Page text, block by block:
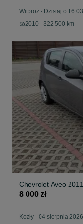
Witoroż - Dzisiaj o 16:03
2010 - 322 500 km
Chevrolet Aveo 2011
8 000 zł
Kozły - 04 sierpnia 2026